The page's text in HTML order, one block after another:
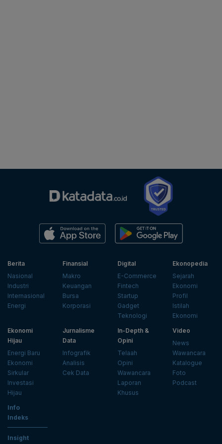
Berita
Nasional
Industri
Internasional
Energi
Finansial
Makro
Keuangan
Bursa
Korporasi
Digital
E-Commerce
Fintech
Startup
Gadget
Teknologi
Ekonopedia
Sejarah
Ekonomi
Profil
Istilah
Ekonomi
Ekonomi
Hijau
Energi Baru
Ekonomi
Sirkular
Investasi
Hijau
Jurnalisme
Data
Infografik
Analisis
Cek Data
In-Depth &
Opini
Telaah
Opini
Wawancara
Laporan
Khusus
Video
News
Wawancara
Katalogue
Foto
Podcast
Info
Indeks
Insight